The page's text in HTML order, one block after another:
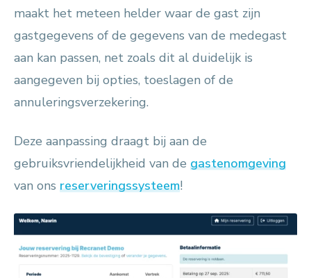
maakt het meteen helder waar de gast zijn
gastgegevens of de gegevens van de medegast
aan kan passen, net zoals dit al duidelijk is
aangegeven bij opties, toeslagen of de
annuleringsverzekering.
Deze aanpassing draagt bij aan de
gebruiksvriendelijkheid van de gastenomgeving
van ons reserveringssysteem!